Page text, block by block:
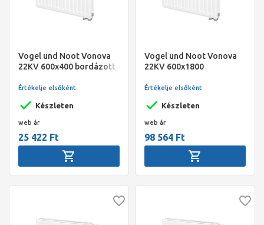
Vogel und Noot Vonova
22KV 600x400 bordázott
Készleten
Értékelje elsőként
web ár
25 422 Ft
Vogel und Noot Vonova
22KV 600x1800
radiátor, balos
Készleten
Értékelje elsőként
web ár
98 564 Ft